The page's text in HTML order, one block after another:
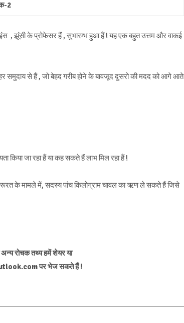
2
, झूंसी के प्रोफेसर हैं , सुभारम्भ हुआ हैं ! यह एक बहुत उत्तम और वाकई
समुदाय से हैं , जो बेहद गरीब होने के बावजूद दुसरो की मदद को आगे आते
किया जा रहा हैं या कह सकते हैं लाभ मिल रहा हैं !
के मामले में, सदस्य पांच किलोग्राम चावल का ऋण ले सकते हैं जिसे
अन्य रोचक तथ्य हमें शेयर या
पर भेज सकते हैं !